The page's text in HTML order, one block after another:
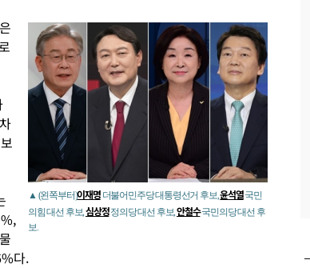
▲ (왼쪽부터)이재명더불어민주당 대통령선거 후보,윤석열국민
의힘 대선 후보,심상정정의당 대선 후보,안철수국민의당 대선 후
보.
다.